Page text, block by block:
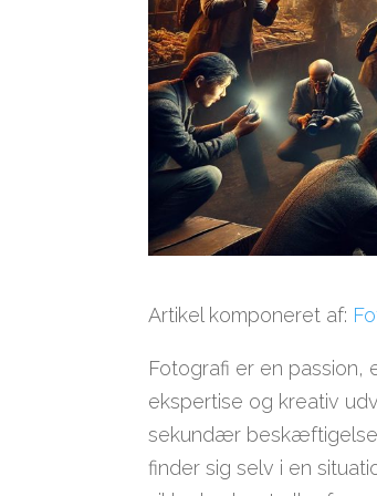
Artikel komponeret af:
Fotografi er en passion,
ekspertise og kreativ
sekundær beskæftigelse
finder sig selv i en